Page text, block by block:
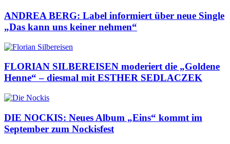
ANDREA BERG: Label informiert über neue Single
„Das kann uns keiner nehmen“
FLORIAN SILBEREISEN moderiert die „Goldene
Henne“ – diesmal mit ESTHER SEDLACZEK
DIE NOCKIS: Neues Album „Eins“ kommt im
September zum Nockisfest